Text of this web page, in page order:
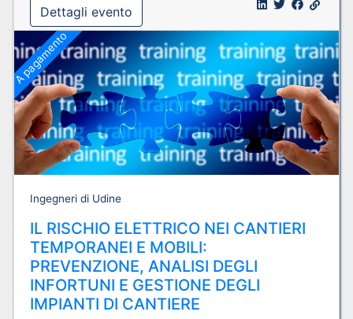
Dettagli evento
A pagamento
Ingegneri di Udine
IL RISCHIO ELETTRICO NEI CANTIERI
TEMPORANEI E MOBILI:
PREVENZIONE, ANALISI DEGLI
INFORTUNI E GESTIONE DEGLI
IMPIANTI DI CANTIERE